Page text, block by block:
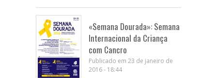
«Semana Dourada»: Semana
Internacional da Criança
com Cancro
Publicado em 23 de janeiro de
2016 - 18:44